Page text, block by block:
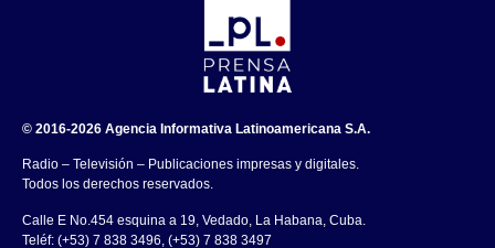
© 2016-2026 Agencia Informativa Latinoamericana S.A.
Radio – Televisión – Publicaciones impresas y digitales.
Todos los derechos reservados.
Calle E No.454 esquina a 19, Vedado, La Habana, Cuba.
Teléf: (+53) 7 838 3496, (+53) 7 838 3497